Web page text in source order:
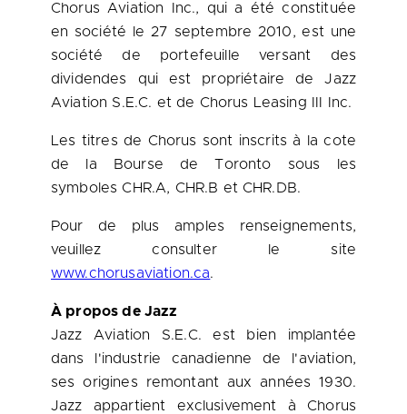
Chorus Aviation Inc., qui a été constituée
en société le 27 septembre 2010, est une
société de portefeuille versant des
dividendes qui est propriétaire de Jazz
Aviation S.E.C. et de Chorus Leasing III Inc.
Les titres de Chorus sont inscrits à la cote
de la Bourse deToronto sous les
symboles CHR.A, CHR.B et CHR.DB.
Pour de plus amples renseignements,
veuillez consulter le site
www.chorusaviation.ca.
À propos de Jazz
Jazz Aviation S.E.C. est bien implantée
dans l'industrie canadienne de l'aviation,
ses origines remontant aux années 1930.
Jazz appartient exclusivement à Chorus